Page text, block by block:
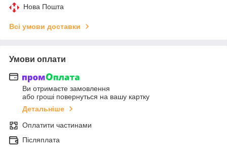
Нова Пошта
Всі умови доставки
Умови оплати
Ви отримаєте замовлення
або гроші повернуться на вашу картку
Детальніше
Оплатити частинами
Післяплата